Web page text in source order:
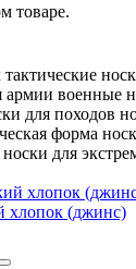
товаре.
тактические
армии военные
для походов
форма
носки для
хлопок (джинс)